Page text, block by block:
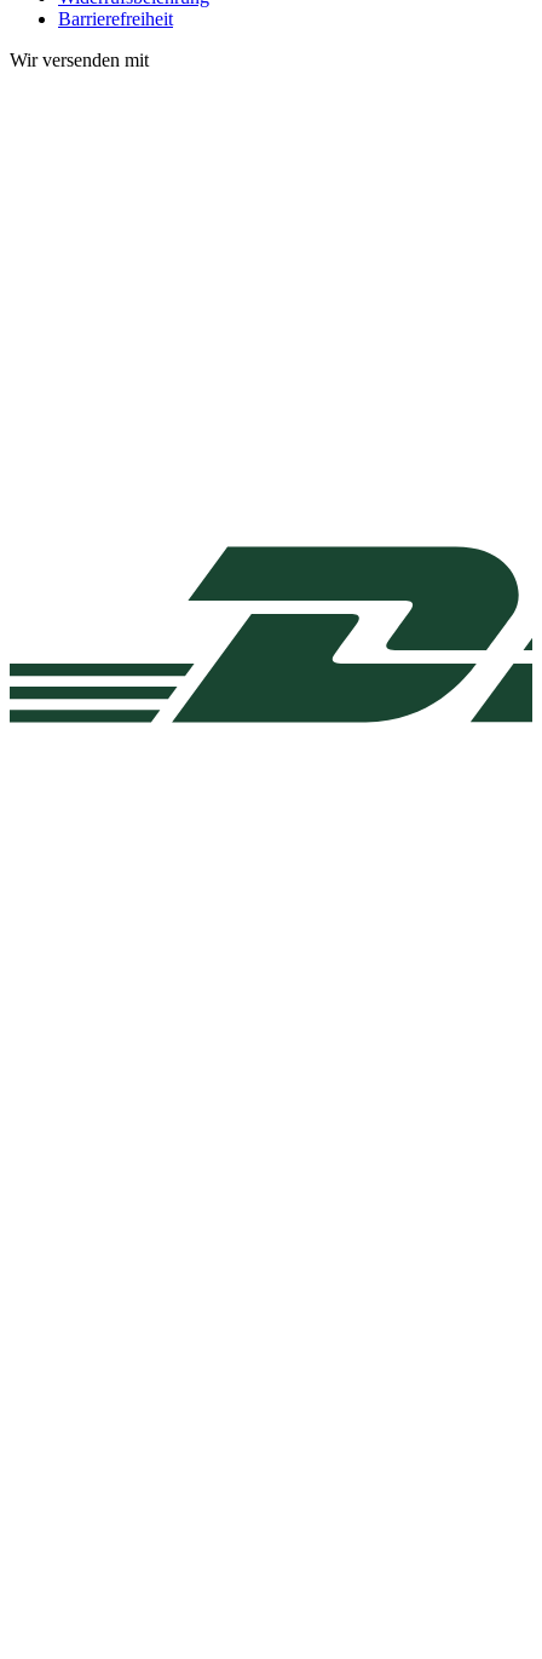
Barrierefreiheit
Wir versenden mit